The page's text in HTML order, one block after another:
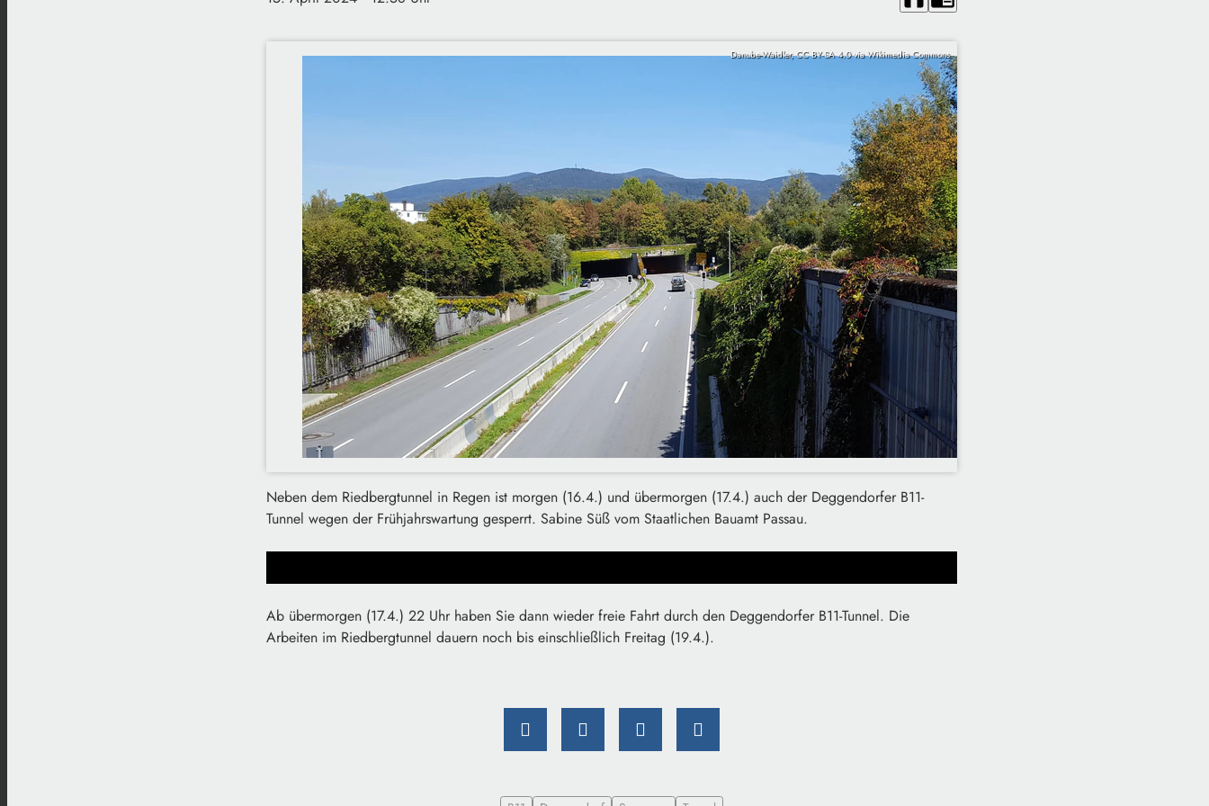
Danube-Waidler, CC BY-SA 4.0 via Wikimedia Commons
Neben dem Riedbergtunnel in Regen ist morgen (16.4.) und übermorgen (17.4.) auch der Deggendorfer B11-
Tunnel wegen der Frühjahrswartung gesperrt. Sabine Süß vom Staatlichen Bauamt Passau.
Ab übermorgen (17.4.) 22 Uhr haben Sie dann wieder freie Fahrt durch den Deggendorfer B11-Tunnel. Die
Arbeiten im Riedbergtunnel dauern noch bis einschließlich Freitag (19.4.).